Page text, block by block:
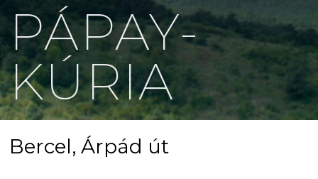
PÁPAY-
KÚRIA
Bercel, Árpád út